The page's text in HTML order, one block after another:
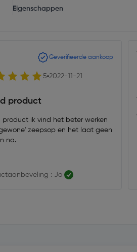
Eigenschappen
Geverifieerde aankoop
5 2022-11-21
product
product ik vind het beter werken
zeepsop en het laat geen
na.
: Ja